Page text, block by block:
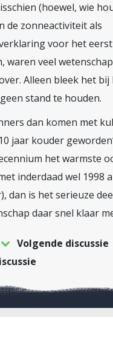
(hoewel, wie
de zonneactiviteit als
voor het
waren veel
Alleen bleek het bij
stand te houden.
dan komen met
jaar kouder
het warmste
inderdaad wel 1998
dan is het serieuze
daar snel klaar
Volgende discussie